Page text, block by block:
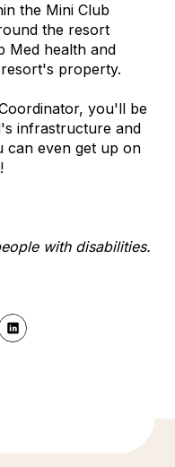
the Mini Club
the resort
Med health and
property.
you'll be
infrastructure and
can even get up on
with disabilities.